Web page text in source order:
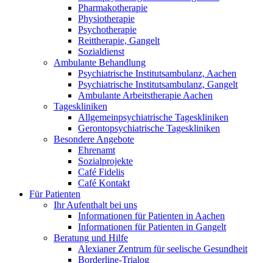
Pharmakotherapie
Physiotherapie
Psychotherapie
Reittherapie, Gangelt
Sozialdienst
Ambulante Behandlung
Psychiatrische Institutsambulanz, Aachen
Psychiatrische Institutsambulanz, Gangelt
Ambulante Arbeitstherapie Aachen
Tageskliniken
Allgemeinpsychiatrische Tageskliniken
Gerontopsychiatrische Tageskliniken
Besondere Angebote
Ehrenamt
Sozialprojekte
Café Fidelis
Café Kontakt
Für Patienten
Ihr Aufenthalt bei uns
Informationen für Patienten in Aachen
Informationen für Patienten in Gangelt
Beratung und Hilfe
Alexianer Zentrum für seelische Gesundheit
Borderline-Trialog